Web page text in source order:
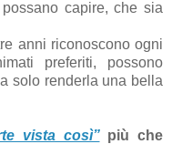
capire, che sia
anni riconoscono ogni
preferiti, possono
solo renderla una bella
vista così”più che